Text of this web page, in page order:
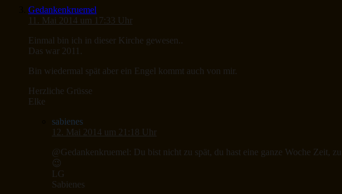
Gedankenkruemel
11. Mai 2014 um 17:33 Uhr
Einmal bin ich in dieser Kirche gewesen..
Das war 2011.
Bin wiedermal spät aber ein Engel kommt auch von mir.
Herzliche Grüsse
Elke
sabienes
12. Mai 2014 um 21:18 Uhr
@Gedankenkruemel: Du bist nicht zu spät, du hast eine ganze Woche Zeit,
😉
LG
Sabienes